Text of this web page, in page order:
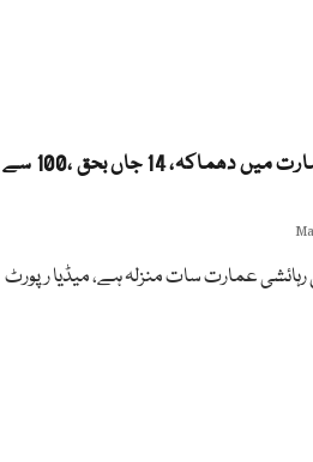
بنگلہ دیش، رہائشی عمارت میں دھماکہ، 14 جاں بحق ،100 سے
رہائشی عمارت سات منزلہ ہے، میڈیا رپورٹ